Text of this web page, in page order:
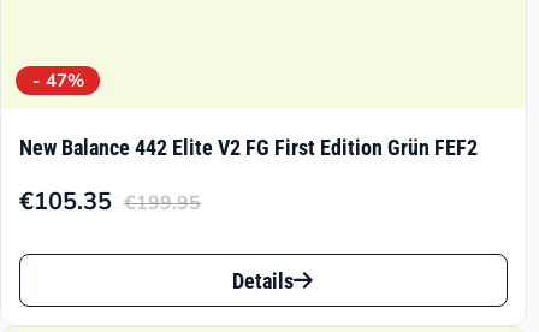
- 47%
New Balance 442 Elite V2 FG First Edition Grün FEF2
€199.95
Ursprünglicher
Preis
€199.95
€105.35
Aktueller
Preis
€105.35.
Dieses
Produkt
Details